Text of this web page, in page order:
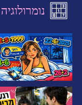
נומרולוגיה